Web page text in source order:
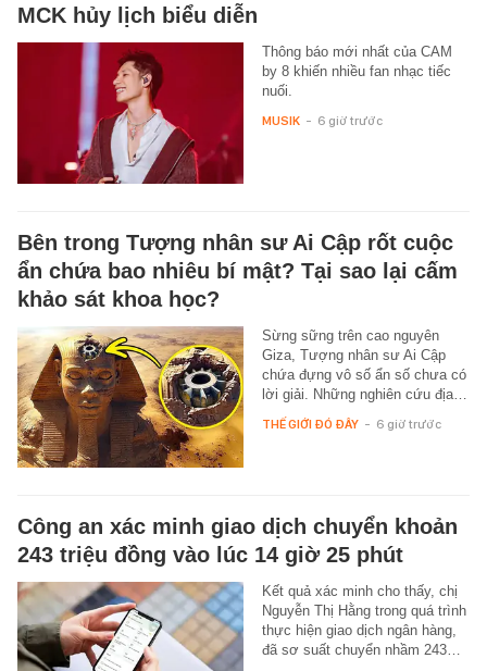
MCK hủy lịch biểu diễn
Thông báo mới nhất của CAM
by 8 khiến nhiều fan nhạc tiếc
nuối.
MUSIK - 6 giờ trước
Bên trong Tượng nhân sư Ai Cập rốt cuộc
ẩn chứa bao nhiêu bí mật? Tại sao lại cấm
khảo sát khoa học?
Sừng sững trên cao nguyên
Giza, Tượng nhân sư Ai Cập
chứa đựng vô số ẩn số chưa có
lời giải. Những nghiên cứu địa…
THẾ GIỚI ĐÓ ĐÂY - 6 giờ trước
Công an xác minh giao dịch chuyển khoản
243 triệu đồng vào lúc 14 giờ 25 phút
Kết quả xác minh cho thấy, chị
Nguyễn Thị Hằng trong quá trình
thực hiện giao dịch ngân hàng,
đã sơ suất chuyển nhầm 243…